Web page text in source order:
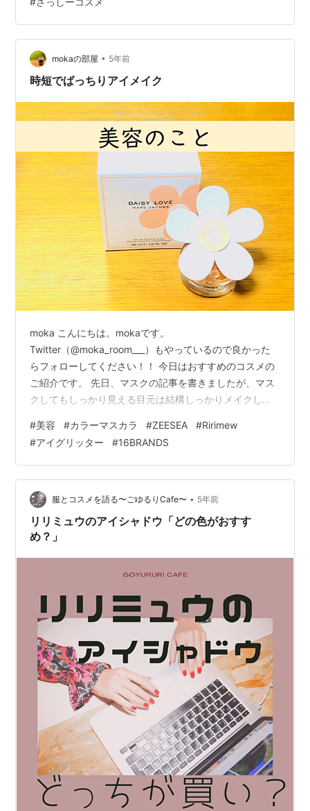
インザミラーアイパレット ピックミーアイズグリッター
ヴェールグロウチーク シアーマットシェーディング ネイ
ルポリッシュ Ririmew人気のヒミツはどこにあるの？ メ
イク初心者さんに試して欲しいアイテムとカラー…
mokaの部屋 • 5年前
時短でばっちりアイメイク
moka こんにちは。mokaです。
Twitter（@moka_room___）もやっているので良かった
らフォローしてください！！ 今日はおすすめのコスメの
ご紹介です。 先日、マスクの記事を書きましたが、マス
クしてもしっかり見える目元は結構しっかりメイクして
つお話します。 Ririmew ピックミーアイズグリッター
16BRANDS カラーマスカラ Ririmew ピックミーアイズグ
リッター Ririmew リリミュウ ピックミーアイズグリッタ
ー 指原莉乃プロデュースコスメ 価格:1,540円(2021/10/2
16:40時点)感想(4…
#美容 #カラーマスカラ #ZEESEA #Ririmew
#アイグリッター #16BRANDS
服とコスメを語る〜ごゆるりCafe〜 • 5年前
リリミュウのアイシャドウ「どの色がおすす
め？」